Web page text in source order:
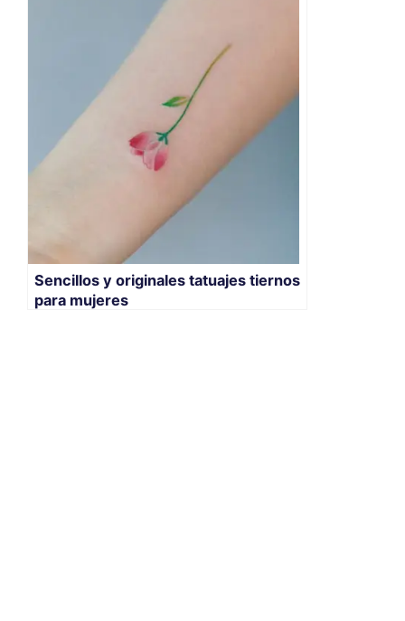
Sencillos y originales tatuajes tiernos
para mujeres